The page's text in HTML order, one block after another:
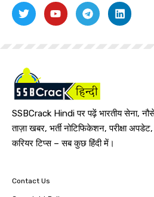
SSBCrack Hindi पर पढ़ें भारतीय सेना,
ताज़ा खबर, भर्ती नोटिफिकेशन, परीक्षा
करियर टिप्स – सब कुछ हिंदी में।
Contact Us